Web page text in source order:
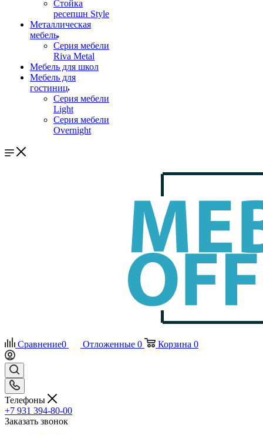
Стойка
ресепшн Style
Металлическая
мебель
Серия мебели
Riva Metal
Мебель для школ
Мебель для
гостиниц
Серия мебели
Light
Серия мебели
Overnight
Сравнение0 Отложенные 0 Корзина 0
Телефоны
+7 931 394-80-00
Заказать звонок